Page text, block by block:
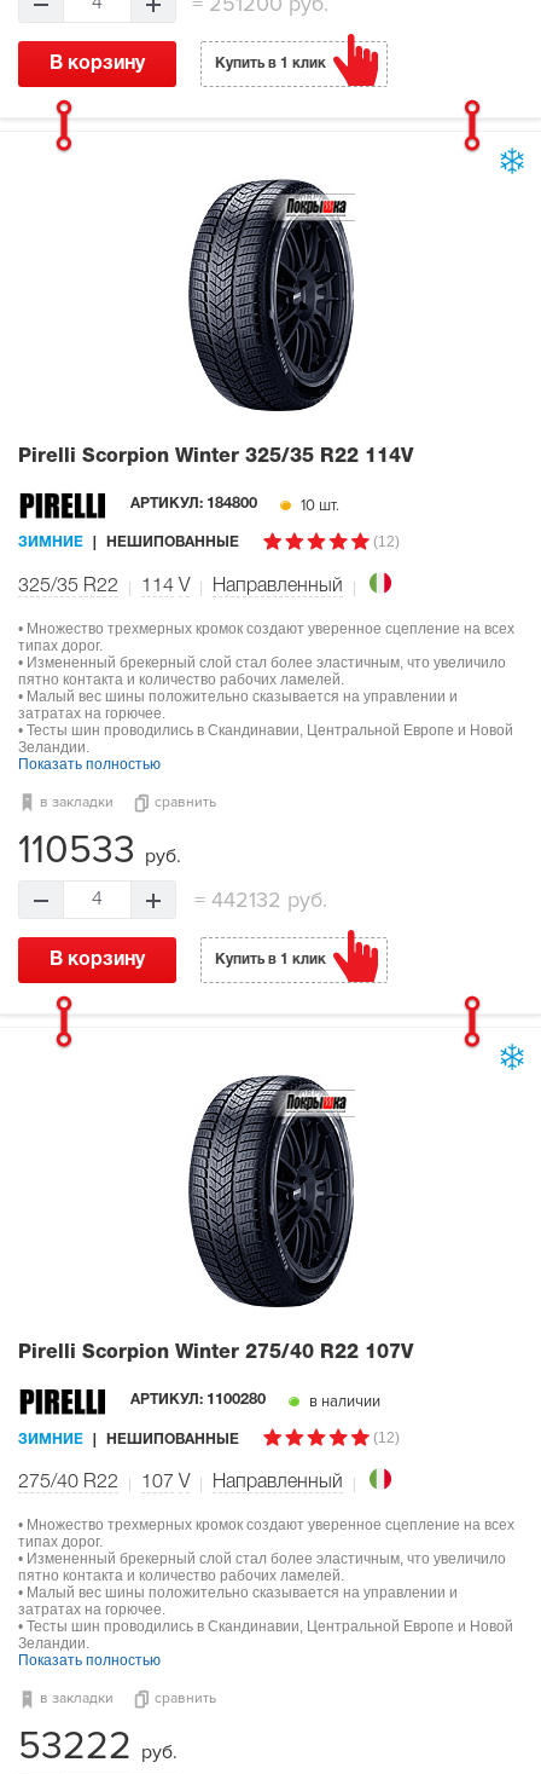
В корзину Купить в 1 клик
Pirelli Scorpion Winter 325/35 R22 114V
АРТИКУЛ: 184800 10 шт.
ЗИМНИЕ НЕШИПОВАННЫЕ (12)
325/35 R22 114 V Направленный
• Множество трехмерных кромок создают уверенное сцепление на всех
типах дорог.
• Измененный брекерный слой стал более эластичным, что увеличило
пятно контакта и количество рабочих ламелей.
• Малый вес шины положительно сказывается на управлении и
затратах на горючее.
• Тесты шин проводились в Скандинавии, Центральной Европе и Новой
Зеландии.
Показать полностью
в закладки сравнить
110533 руб.
4 =442132 руб.
В корзину Купить в 1 клик
Pirelli Scorpion Winter 275/40 R22 107V
АРТИКУЛ: 1100280 в наличии
ЗИМНИЕ НЕШИПОВАННЫЕ (12)
275/40 R22 107 V Направленный
• Множество трехмерных кромок создают уверенное сцепление на всех
типах дорог.
• Измененный брекерный слой стал более эластичным, что увеличило
пятно контакта и количество рабочих ламелей.
• Малый вес шины положительно сказывается на управлении и
затратах на горючее.
• Тесты шин проводились в Скандинавии, Центральной Европе и Новой
Зеландии.
Показать полностью
в закладки сравнить
53222 руб.